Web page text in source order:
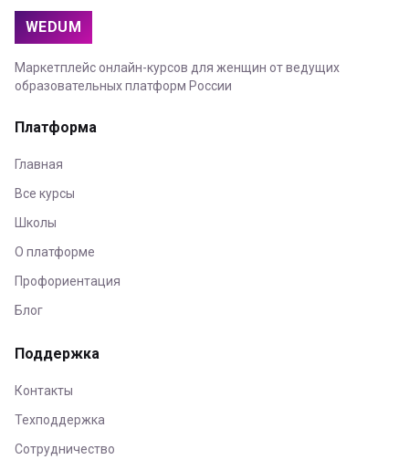
WEDUM
Маркетплейс онлайн-курсов для женщин от ведущих
образовательных платформ России
Платформа
Главная
Все курсы
Школы
О платформе
Профориентация
Блог
Поддержка
Контакты
Техподдержка
Сотрудничество